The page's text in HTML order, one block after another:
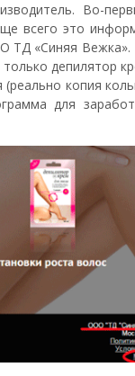
Во-
всего это
«Синяя Вежка».
депилятор
(реально копия
для